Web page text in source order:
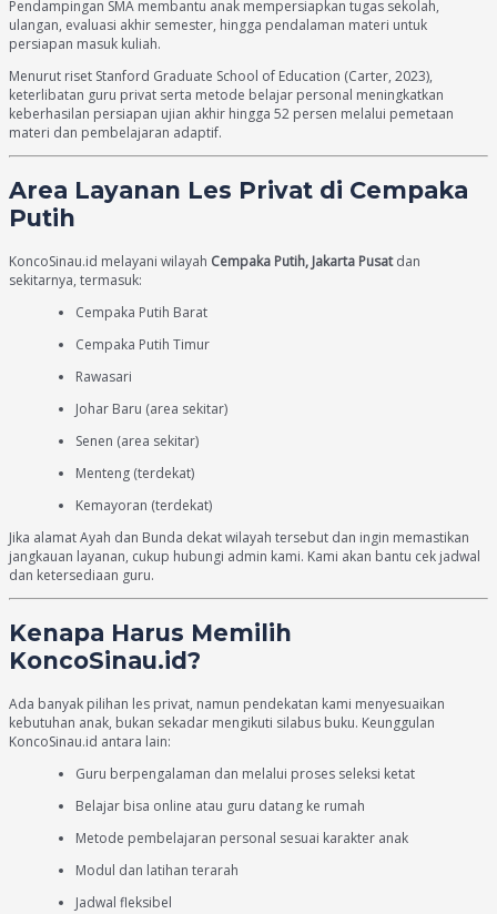
Pendampingan SMA membantu anak mempersiapkan tugas sekolah,
ulangan, evaluasi akhir semester, hingga pendalaman materi untuk
persiapan masuk kuliah.
Menurut riset Stanford Graduate School of Education (Carter, 2023),
keterlibatan guru privat serta metode belajar personal meningkatkan
keberhasilan persiapan ujian akhir hingga 52 persen melalui pemetaan
materi dan pembelajaran adaptif.
Area Layanan Les Privat di Cempaka
Putih
KoncoSinau.id melayani wilayah Cempaka Putih, Jakarta Pusatdan
sekitarnya, termasuk:
Cempaka Putih Barat
Cempaka Putih Timur
Rawasari
Johar Baru (area sekitar)
Senen (area sekitar)
Menteng (terdekat)
Kemayoran (terdekat)
Jika alamat Ayah dan Bunda dekat wilayah tersebut dan ingin memastikan
jangkauan layanan, cukup hubungi admin kami. Kami akan bantu cek jadwal
dan ketersediaan guru.
Kenapa Harus Memilih
KoncoSinau.id?
Ada banyak pilihan les privat, namun pendekatan kami menyesuaikan
kebutuhan anak, bukan sekadar mengikuti silabus buku. Keunggulan
KoncoSinau.id antara lain:
Guru berpengalaman dan melalui proses seleksi ketat
Belajar bisa online atau guru datang ke rumah
Metode pembelajaran personal sesuai karakter anak
Modul dan latihan terarah
Jadwal fleksibel